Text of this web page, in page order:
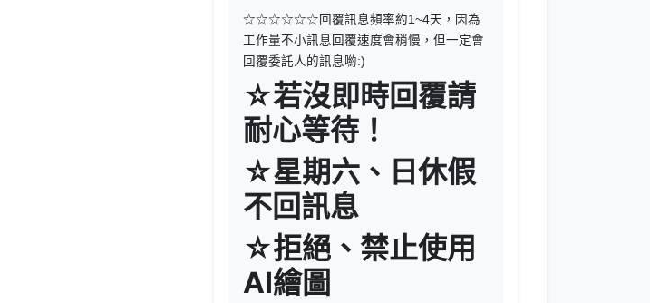
☆☆☆☆☆☆ 回覆訊息頻率約1~4天，因為
工作量不小訊息回覆速度會稍慢，但一定會
回覆委託人的訊息喲:)
☆若沒即時回覆請
耐心等待！
☆星期六、日休假
不回訊息
☆拒絕 、 禁止使用
AI繪圖